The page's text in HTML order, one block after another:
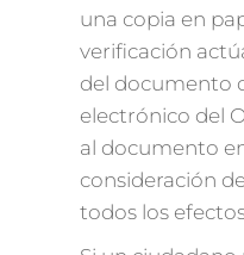
una copia en
verificación
del documento
electrónico del
al documento
consideración
todos los